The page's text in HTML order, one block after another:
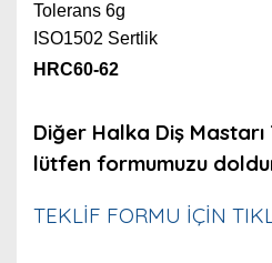
Tolerans 6g
ISO1502 Sertlik
HRC60-62
Diğer Halka Diş
lütfen formumuzu
TEKLİF FORMU İÇİN